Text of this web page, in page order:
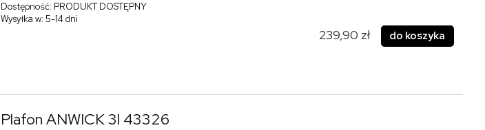
Dostępność: PRODUKT DOSTĘPNY
Wysyłka w:5-14 dni
239,90 zł do koszyka
Plafon ANWICK 3l 43326